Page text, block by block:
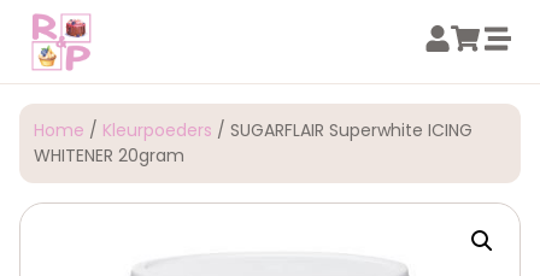
Home / Kleurpoeders / SUGARFLAIR Superwhite ICING
WHITENER 20gram